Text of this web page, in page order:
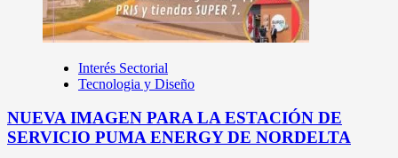
Interés Sectorial
Tecnologia y Diseño
NUEVA IMAGEN PARA LA ESTACIÓN DE
SERVICIO PUMA ENERGY DE NORDELTA